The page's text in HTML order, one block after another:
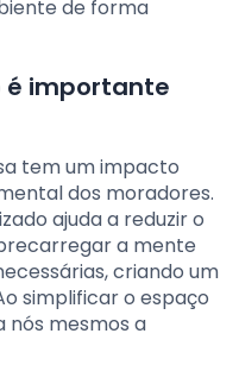
de forma
é importante
tem um impacto
dos moradores.
ajuda a reduzir o
a mente
criando um
simplificar o espaço
nós mesmos a